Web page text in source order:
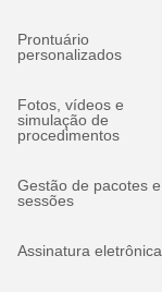
Prontuário
personalizados
Fotos, vídeos e
simulação de
procedimentos
Gestão de pacotes e
sessões
Assinatura eletrônica